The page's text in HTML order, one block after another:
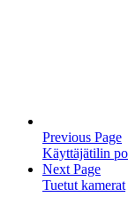
Previous Page
Käyttäjätilin
Next Page
Tuetut kamerat